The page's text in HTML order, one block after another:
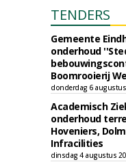
TENDERS
Gemeente
onderhoud
Boomrooierij
donderdag 6
Academisch
onderhoud
Hoveniers,
Infracilities
dinsdag 4 augustus